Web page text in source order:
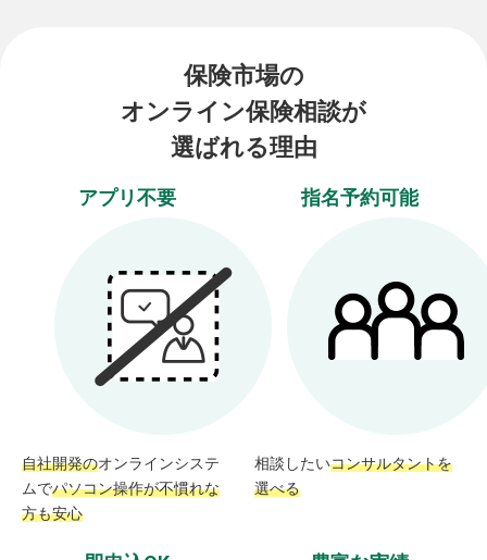
保険市場の
オンライン保険相談が
選ばれる理由
アプリ不要
自社開発のオンラインシステ
ムでパソコン操作が不慣れな
方も安心
指名予約可能
相談したいコンサルタントを
選べる